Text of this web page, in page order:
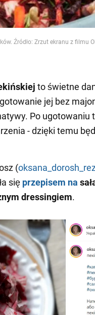
Źródło: Zrzut ekranu z filmu
to świetne
jej bez
Po ugotowaniu
- dzięki temu
(
się przepisem na
dressingiem.